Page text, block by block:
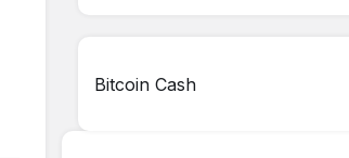
Bitcoin Cash